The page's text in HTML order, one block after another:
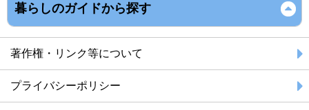
暮らしのガイドから探す
著作権・リンク等について
プライバシーポリシー